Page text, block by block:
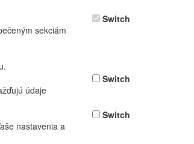
sekciám
Switch
údaje
Switch
nastavenia a
Switch